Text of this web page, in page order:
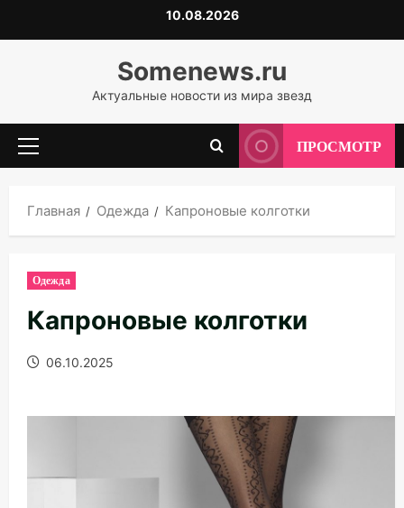
к
10.08.2026
Somenews.ru
Актуальные новости из мира звезд
Основное
ПРОСМОТР
Главная Одежда Капроновые колготки
Одежда
Капроновые колготки
06.10.2025